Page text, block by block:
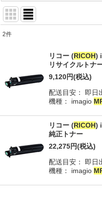
2件
リコー (RICOH)
リサイクルトナ
9,120円(税込)
配送目安： 即日
機種： imagio
リコー (RICOH)
純正トナー
22,275円(税込)
配送目安： 即日
機種： imagio